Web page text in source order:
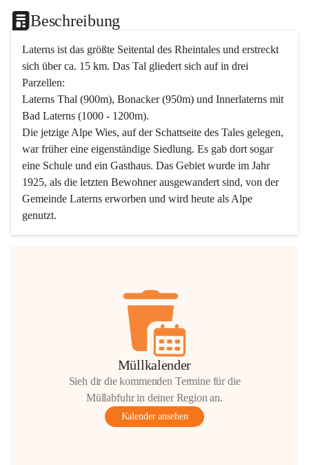
Beschreibung
Laterns ist das größte Seitental des Rheintales und erstreckt
sich über ca. 15 km. Das Tal gliedert sich auf in drei
Parzellen:
Laterns Thal (900m), Bonacker (950m) und Innerlaterns mit
Bad Laterns (1000 - 1200m).
Die jetzige Alpe Wies, auf der Schattseite des Tales gelegen,
war früher eine eigenständige Siedlung. Es gab dort sogar
eine Schule und ein Gasthaus. Das Gebiet wurde im Jahr
1925, als die letzten Bewohner ausgewandert sind, von der
Gemeinde Laterns erworben und wird heute als Alpe
genutzt.
Müllkalender
Sieh dir die kommenden Termine für die
Müllabfuhr in deiner Region an.
Kalender ansehen